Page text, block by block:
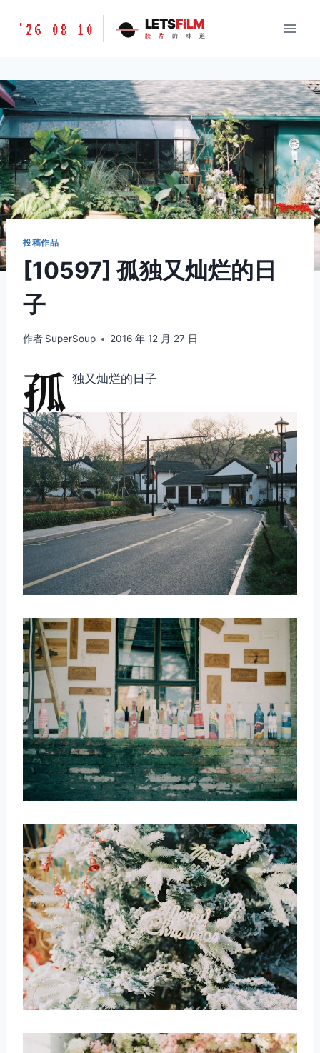
胶
味
道
LETSFILM
'26 08 10 LETSFiLM
胶 片 的 味 道
投稿作品
[10597] 孤独又灿烂的日
子
作者 SuperSoup 2016 年 12 月 27 日
孤 独又灿烂的日子